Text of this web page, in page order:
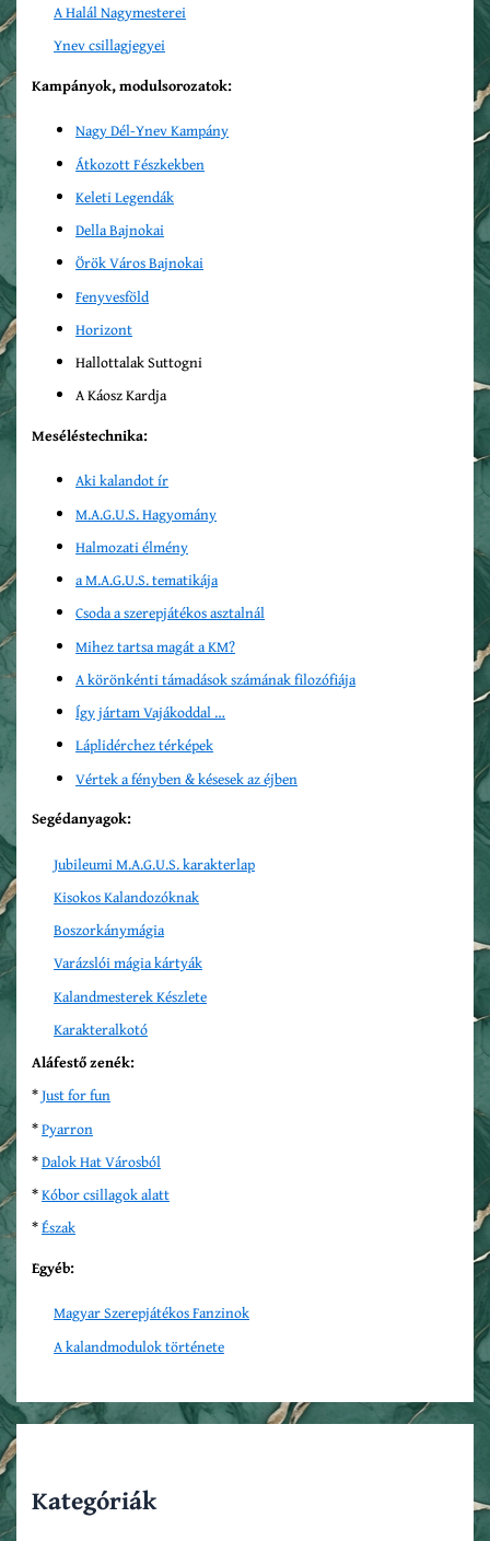
A Halál Nagymesterei
Ynev csillagjegyei
Kampányok, modulsorozatok:
Nagy Dél-Ynev Kampány
Átkozott Fészkekben
Keleti Legendák
Della Bajnokai
Örök Város Bajnokai
Fenyvesföld
Horizont
Hallottalak Suttogni
A Káosz Kardja
Meséléstechnika:
Aki kalandot ír
M.A.G.U.S. Hagyomány
Halmozati élmény
a M.A.G.U.S. tematikája
Csoda a szerepjátékos asztalnál
Mihez tartsa magát a KM?
A körönkénti támadások számának filozófiája
Így jártam Vajákoddal …
Láplidérchez térképek
Vértek a fényben & késesek az éjben
Segédanyagok:
Jubileumi M.A.G.U.S. karakterlap
Kisokos Kalandozóknak
Boszorkánymágia
Varázslói mágia kártyák
Kalandmesterek Készlete
Karakteralkotó
Aláfestő zenék:
*Just for fun
*Pyarron
*Dalok Hat Városból
*Kóbor csillagok alatt
*Észak
Egyéb:
Magyar Szerepjátékos Fanzinok
A kalandmodulok története
Kategóriák